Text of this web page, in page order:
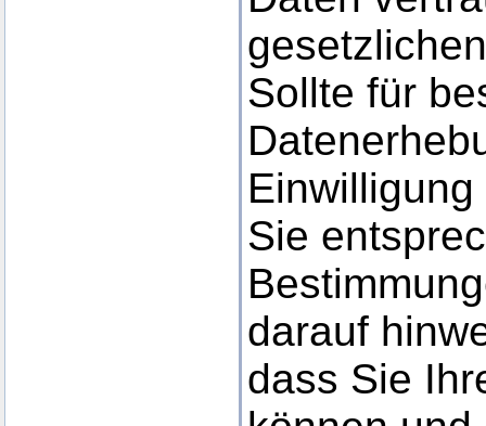
Sollte für
Sie
darauf
dass Sie